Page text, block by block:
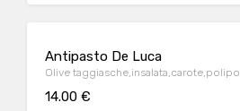
Antipasto De Luca
Olive taggiasche,insalata,carote,polipo
14.00 €